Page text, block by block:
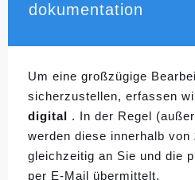
dokumentation
Um eine großzügige
sicherzustellen, erfassen
digital . In der Regel
werden diese innerhalb von
gleichzeitig an Sie und die
per E-Mail übermittelt.